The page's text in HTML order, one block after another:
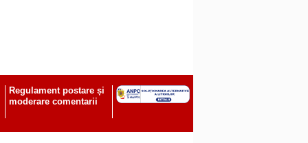
Regulament postare și
moderare comentarii